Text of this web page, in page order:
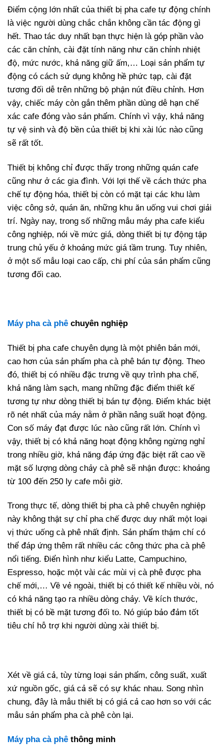
Điểm cộng lớn nhất của thiết bị pha cafe tự động chính
là việc người dùng chắc chắn không cần tác động gì
hết. Thao tác duy nhất bạn thực hiện là góp phần vào
các căn chỉnh, cài đặt tính năng như căn chỉnh nhiệt
độ, mức nước, khả năng giữ ấm,… Loại sản phẩm tự
động có cách sử dụng không hề phức tạp, cài đặt
tương đối dễ trên những bộ phận nút điều chỉnh. Hơn
vậy, chiếc máy còn gắn thêm phần dùng dễ hạn chế
xác cafe đóng vào sản phẩm. Chính vì vậy, khả năng
tự vệ sinh và độ bền của thiết bị khi xài lúc nào cũng
sẽ rất tốt.
Thiết bị không chỉ được thấy trong những quán cafe
cũng như ở các gia đình. Với lợi thế về cách thức pha
chế tự động hóa, thiết bị còn có mặt tại các khu làm
việc công sở, quán ăn, những khu ăn uống vui chơi giải
trí. Ngày nay, trong số những mẫu máy pha cafe kiểu
công nghiệp, nói về mức giá, dòng thiết bị tự động tập
trung chủ yếu ở khoảng mức giá tầm trung. Tuy nhiên,
ở một số mẫu loại cao cấp, chi phí của sản phẩm cũng
tương đối cao.
Máy pha cà phê chuyên nghiệp
Thiết bị pha cafe chuyên dụng là một phiên bản mới,
cao hơn của sản phẩm pha cà phê bán tự động. Theo
đó, thiết bị có nhiều đặc trưng về quy trình pha chế,
khả năng làm sạch, mang những đặc điểm thiết kế
tương tự như dòng thiết bị bán tự động. Điểm khác biệt
rõ nét nhất của máy nằm ở phần nâng suất hoạt động.
Con số máy đạt được lúc nào cũng rất lớn. Chính vì
vậy, thiết bị có khả năng hoạt động không ngừng nghỉ
trong nhiều giờ, khả năng đáp ứng đặc biệt rất cao về
mặt số lượng dòng chảy cà phê sẽ nhận được: khoảng
từ 100 đến 250 ly cafe mỗi giờ.
Trong thực tế, dòng thiết bị pha cà phê chuyên nghiệp
này không thật sự chỉ pha chế được duy nhất một loại
vị thức uống cà phê nhất định. Sản phẩm thậm chí có
thể đáp ứng thêm rất nhiều các công thức pha cà phê
nổi tiếng. Điển hình như kiểu Latte, Campuchino,
Espresso, hoặc một vài các mùi vị cà phê được pha
chế mới,… Về vẻ ngoài, thiết bị có thiết kế nhiều vòi, nó
có khả năng tạo ra nhiều dòng chảy. Về kích thước,
thiết bị có bề mặt tương đối to. Nó giúp bảo đảm tốt
tiêu chí hỗ trợ khi người dùng xài thiết bị.
Xét về giá cả, tùy từng loại sản phẩm, công suất, xuất
xứ nguồn gốc, giá cả sẽ có sự khác nhau. Song nhìn
chung, đây là mẫu thiết bị có giá cả cao hơn so với các
mẫu sản phẩm pha cà phê còn lại.
Máy pha cà phê thông minh